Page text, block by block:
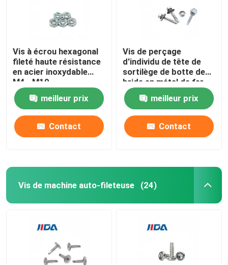
Vis à écrou hexagonal
fileté haute résistance
en acier inoxydable
M4--M10
meilleur prix
Contact
Vis de perçage
d'individu de tête de
sortilège de botte de
bride en métal de fer
de C1022a pour la
constructionmeilleur prix
Contact
Vis de machine auto-fileteuse (24)